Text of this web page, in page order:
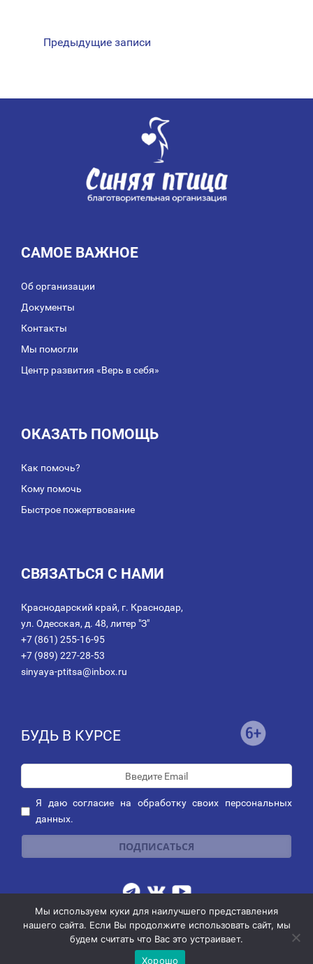
ПОПредыдущие записи
САМОЕ ВАЖНОЕ
Об организации
Документы
Контакты
Мы помогли
Центр развития «Верь в себя»
ОКАЗАТЬ ПОМОЩЬ
Как помочь?
Кому помочь
Быстрое пожертвование
СВЯЗАТЬСЯ С НАМИ
Краснодарский край, г. Краснодар,
ул. Одесская, д. 48, литер "З"
+7 (861) 255-16-95
+7 (989) 227-28-53
sinyaya-ptitsa@inbox.ru
БУДЬ В КУРСЕ
Я даюсогласие на обработку своих персональных
данных.
Публичная оферта о заключении договора пожертвования
Политика обработки персональных данных
Политика рассылок
© 2014-2026 АНО благотворительных и социальных программ
"СИНЯЯ ПТИЦА"
Мы используем куки для наилучшего представления
нашего сайта. Если Вы продолжите использовать сайт, мы
будем считать что Вас это устраивает.
Хорошо